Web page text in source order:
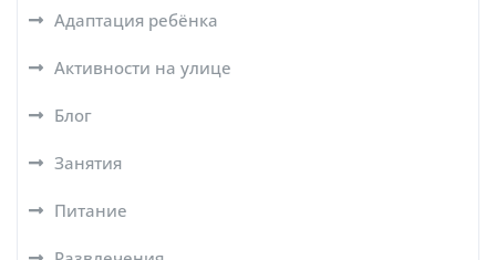
Адаптация ребёнка
Активности на улице
Блог
Занятия
Питание